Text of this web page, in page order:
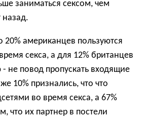
заниматься сексом, чем
назад.
20% американцев пользуются
секса, а для 12% британцев
не повод пропускать входящие
10% признались, что что
во время секса, а 67%
что их партнер в постели